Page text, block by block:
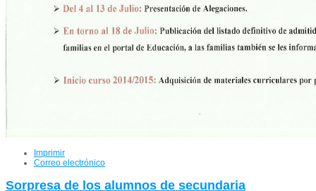
Imprimir
Correo electrónico
Sorpresa de los alumnos de secundaria